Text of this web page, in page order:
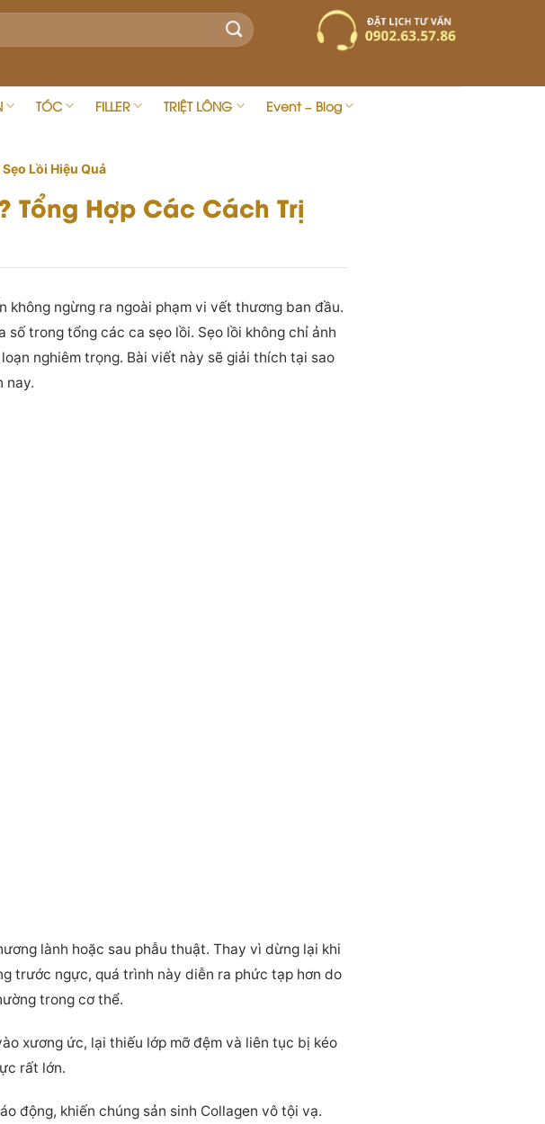
TÓC FILLER TRIỆT LÔNG Event – Blog
Lồi Hiệu Quả
Tổng Hợp Các Cách Trị
không ngừng ra ngoài phạm vi vết thương ban đầu.
trong tổng các ca sẹo lồi. Sẹo lồi không chỉ ảnh
nghiêm trọng. Bài viết này sẽ giải thích tại sao
nay.
lành hoặc sau phẫu thuật. Thay vì dừng lại khi
trước ngực, quá trình này diễn ra phức tạp hơn do
trong cơ thể.
xương ức, lại thiếu lớp mỡ đệm và liên tục bị kéo
rất lớn.
động, khiến chúng sản sinh Collagen vô tội vạ.